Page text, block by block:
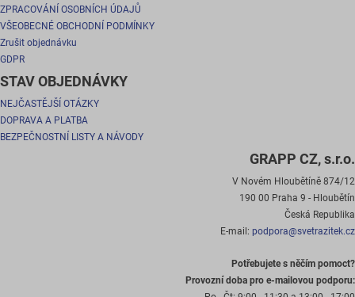
ZPRACOVÁNÍ OSOBNÍCH ÚDAJŮ
VŠEOBECNÉ OBCHODNÍ PODMÍNKY
Zrušit objednávku
GDPR
STAV OBJEDNÁVKY
NEJČASTĚJŠÍ OTÁZKY
DOPRAVA A PLATBA
BEZPEČNOSTNÍ LISTY A NÁVODY
GRAPP CZ, s.r.o.
V Novém Hloubětíně 874/12
190 00 Praha 9 - Hloubětín
Česká Republika
E-mail: podpora@svetrazitek.cz
Potřebujete s něčím pomoct?
Provozní doba pro e-mailovou podporu: